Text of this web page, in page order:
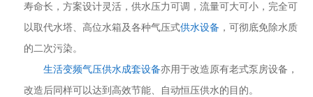
寿命长，方案设计灵活，供水压力可调，流量可大可小，完全可
以取代水塔、高位水箱及各种气压式供水设备 ，可彻底免除水质
的二次污染。
生活变频气压供水成套设备亦用于改造原有老式泵房设备，
改造后同样可以达到高效节能、自动恒压供水的目的。